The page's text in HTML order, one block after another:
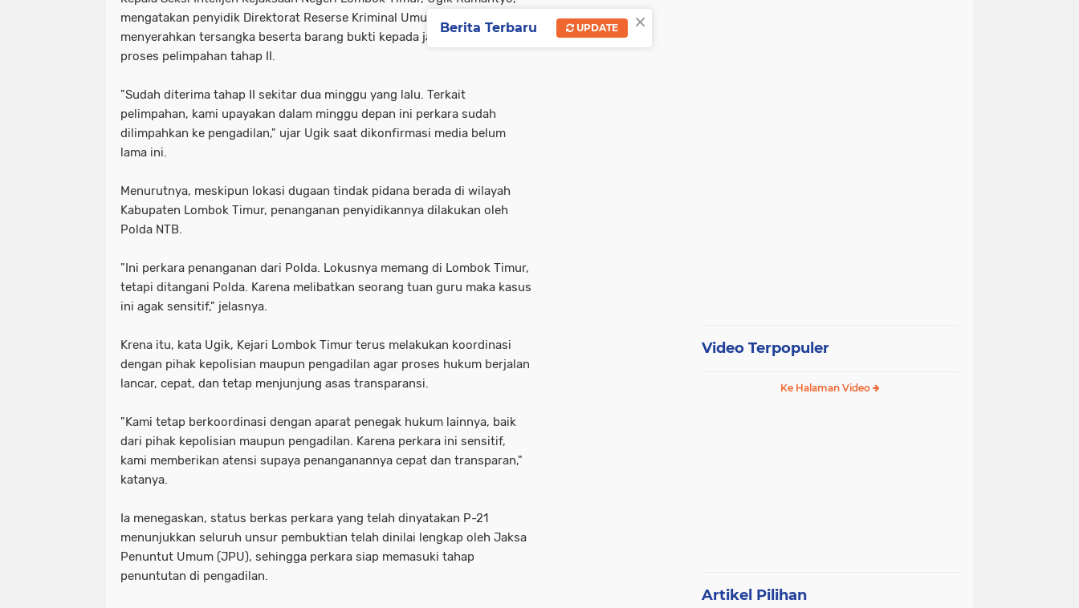
mengatakan penyidik Direktorat Reserse Kriminal Umum Polda NTB telah
menyerahkan tersangka beserta barang bukti kepada jaksa melalui
proses pelimpahan tahap II.
‎"Sudah diterima tahap II sekitar dua minggu yang lalu. Terkait
pelimpahan, kami upayakan dalam minggu depan ini perkara sudah
dilimpahkan ke pengadilan," ujar Ugik saat dikonfirmasi media belum
lama ini.
‎Menurutnya, meskipun lokasi dugaan tindak pidana berada di wilayah
Kabupaten Lombok Timur, penanganan penyidikannya dilakukan oleh
Polda NTB.
‎"Ini perkara penanganan dari Polda. Lokusnya memang di Lombok Timur,
tetapi ditangani Polda. Karena melibatkan seorang tuan guru maka kasus
ini agak sensitif," jelasnya.
‎Krena itu, kata Ugik, Kejari Lombok Timur terus melakukan koordinasi
dengan pihak kepolisian maupun pengadilan agar proses hukum berjalan
lancar, cepat, dan tetap menjunjung asas transparansi.
‎"Kami tetap berkoordinasi dengan aparat penegak hukum lainnya, baik
dari pihak kepolisian maupun pengadilan. Karena perkara ini sensitif,
kami memberikan atensi supaya penanganannya cepat dan transparan,"
katanya.
‎Ia menegaskan, status berkas perkara yang telah dinyatakan P-21
menunjukkan seluruh unsur pembuktian telah dinilai lengkap oleh Jaksa
Penuntut Umum (JPU), sehingga perkara siap memasuki tahap
penuntutan di pengadilan.
Video Terpopuler
Ke Halaman Video
Artikel Pilihan
×
Berita Terbaru UPDATE